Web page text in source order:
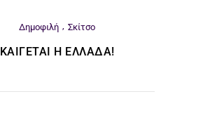
Δημοφιλή Σκίτσο
ΚΑΊΓΕΤΑΙ Η ΕΛΛΆΔΑ!